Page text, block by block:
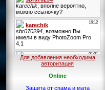
Для добавления необходима
авторизация
Online
Защита от спама и мата